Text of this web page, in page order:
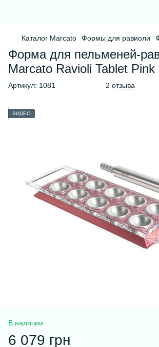
Каталог Marcato Формы для равиоли
Форма для пельменей-
Marcato Ravioli Tablet Pink
Артикул: 1081 2 отзыва
ВИДЕО
В наличии
6 079 грн